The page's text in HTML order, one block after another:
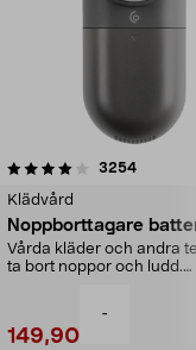
-
3254
Klädvård
Noppborttagare
Vårda kläder och andra
ta bort noppor och ludd.
149,90
4.5av 5 stjärnor